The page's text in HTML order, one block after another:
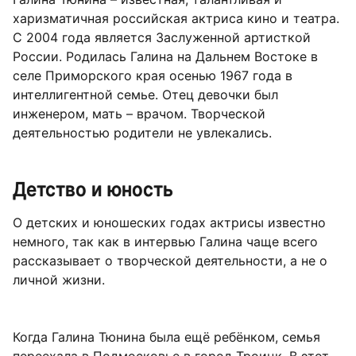
харизматичная российская актриса кино и театра.
С 2004 года является Заслуженной артисткой
России. Родилась Галина на Дальнем Востоке в
селе Приморского края осенью 1967 года в
интеллигентной семье. Отец девочки был
инженером, мать – врачом. Творческой
деятельностью родители не увлекались.
Детство и юность
О детских и юношеских годах актрисы известно
немного, так как в интервью Галина чаще всего
рассказывает о творческой деятельности, а не о
личной жизни.
Когда Галина Тюнина была ещё ребёнком, семья